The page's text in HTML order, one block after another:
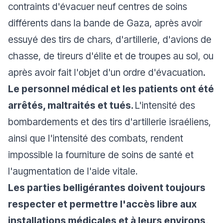
contraints d'évacuer neuf centres de soins
différents dans la bande de Gaza, après avoir
essuyé des tirs de chars, d'artillerie, d'avions de
chasse, de tireurs d'élite et de troupes au sol, ou
après avoir fait l'objet d'un ordre d'évacuation.
Le personnel médical et les patients ont été
arrêtés, maltraités et tués. L'intensité des
bombardements et des tirs d'artillerie israéliens,
ainsi que l'intensité des combats, rendent
impossible la fourniture de soins de santé et
l'augmentation de l'aide vitale.
Les parties belligérantes doivent toujours
respecter et permettre l'accès libre aux
installations médicales et à leurs environs,